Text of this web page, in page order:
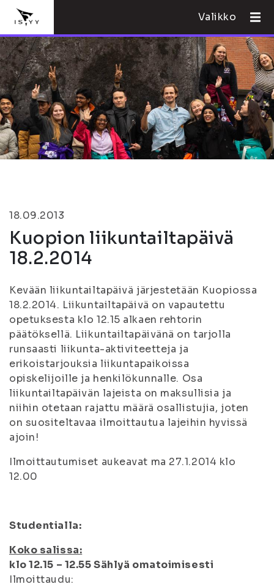
Valikko
18.09.2013
Kuopion liikuntailtapäivä
18.2.2014
Kevään liikuntailtapäivä järjestetään Kuopiossa
18.2.2014. Liikuntailtapäivä on vapautettu
opetuksesta klo 12.15 alkaen rehtorin
päätöksellä. Liikuntailtapäivänä on tarjolla
runsaasti liikunta-aktiviteetteja ja
erikoistarjouksia liikuntapaikoissa
opiskelijoille ja henkilökunnalle. Osa
liikuntailtapäivän lajeista on maksullisia ja
niihin otetaan rajattu määrä osallistujia, joten
on suositeltavaa ilmoittautua lajeihin hyvissä
ajoin!
Ilmoittautumiset aukeavat ma 27.1.2014 klo
12.00
Studentialla:
Koko salissa:
klo 12.15 – 12.55 Sählyä omatoimisesti
Ilmoittaudu: